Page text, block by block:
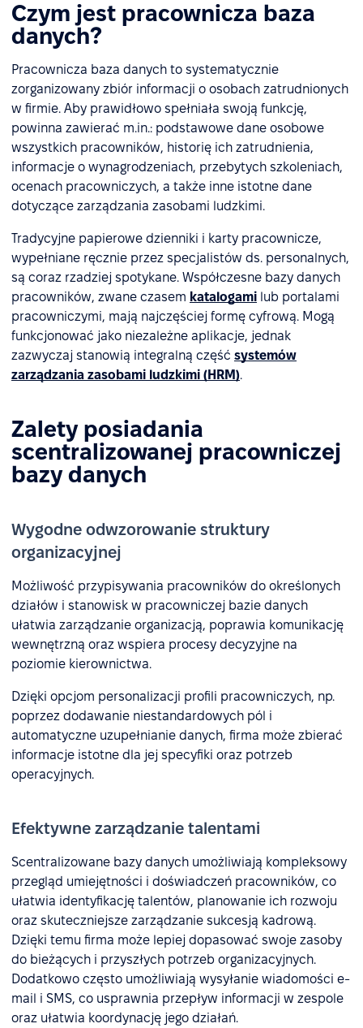
Czym jest pracownicza baza
danych?
Pracownicza baza danych to systematycznie
zorganizowany zbiór informacji o osobach zatrudnionych
w firmie. Aby prawidłowo spełniała swoją funkcję,
powinna zawierać m.in.: podstawowe dane osobowe
wszystkich pracowników, historię ich zatrudnienia,
informacje o wynagrodzeniach, przebytych szkoleniach,
ocenach pracowniczych, a także inne istotne dane
dotyczące zarządzania zasobami ludzkimi.
Tradycyjne papierowe dzienniki i karty pracownicze,
wypełniane ręcznie przez specjalistów ds. personalnych,
są coraz rzadziej spotykane. Współczesne bazy danych
pracowników, zwane czasem katalogami lub portalami
pracowniczymi, mają najczęściej formę cyfrową. Mogą
funkcjonować jako niezależne aplikacje, jednak
zazwyczaj stanowią integralną część systemów
zarządzania zasobami ludzkimi (HRM).
Zalety posiadania
scentralizowanej pracowniczej
bazy danych
Wygodne odwzorowanie struktury
organizacyjnej
Możliwość przypisywania pracowników do określonych
działów i stanowisk w pracowniczej bazie danych
ułatwia zarządzanie organizacją, poprawia komunikację
wewnętrzną oraz wspiera procesy decyzyjne na
poziomie kierownictwa.
Dzięki opcjom personalizacji profili pracowniczych, np.
poprzez dodawanie niestandardowych pól i
automatyczne uzupełnianie danych, firma może zbierać
informacje istotne dla jej specyfiki oraz potrzeb
operacyjnych.
Efektywne zarządzanie talentami
Scentralizowane bazy danych umożliwiają kompleksowy
przegląd umiejętności i doświadczeń pracowników, co
ułatwia identyfikację talentów, planowanie ich rozwoju
oraz skuteczniejsze zarządzanie sukcesją kadrową.
Dzięki temu firma może lepiej dopasować swoje zasoby
do bieżących i przyszłych potrzeb organizacyjnych.
Dodatkowo często umożliwiają wysyłanie wiadomości e-
mail i SMS, co usprawnia przepływ informacji w zespole
oraz ułatwia koordynację jego działań.